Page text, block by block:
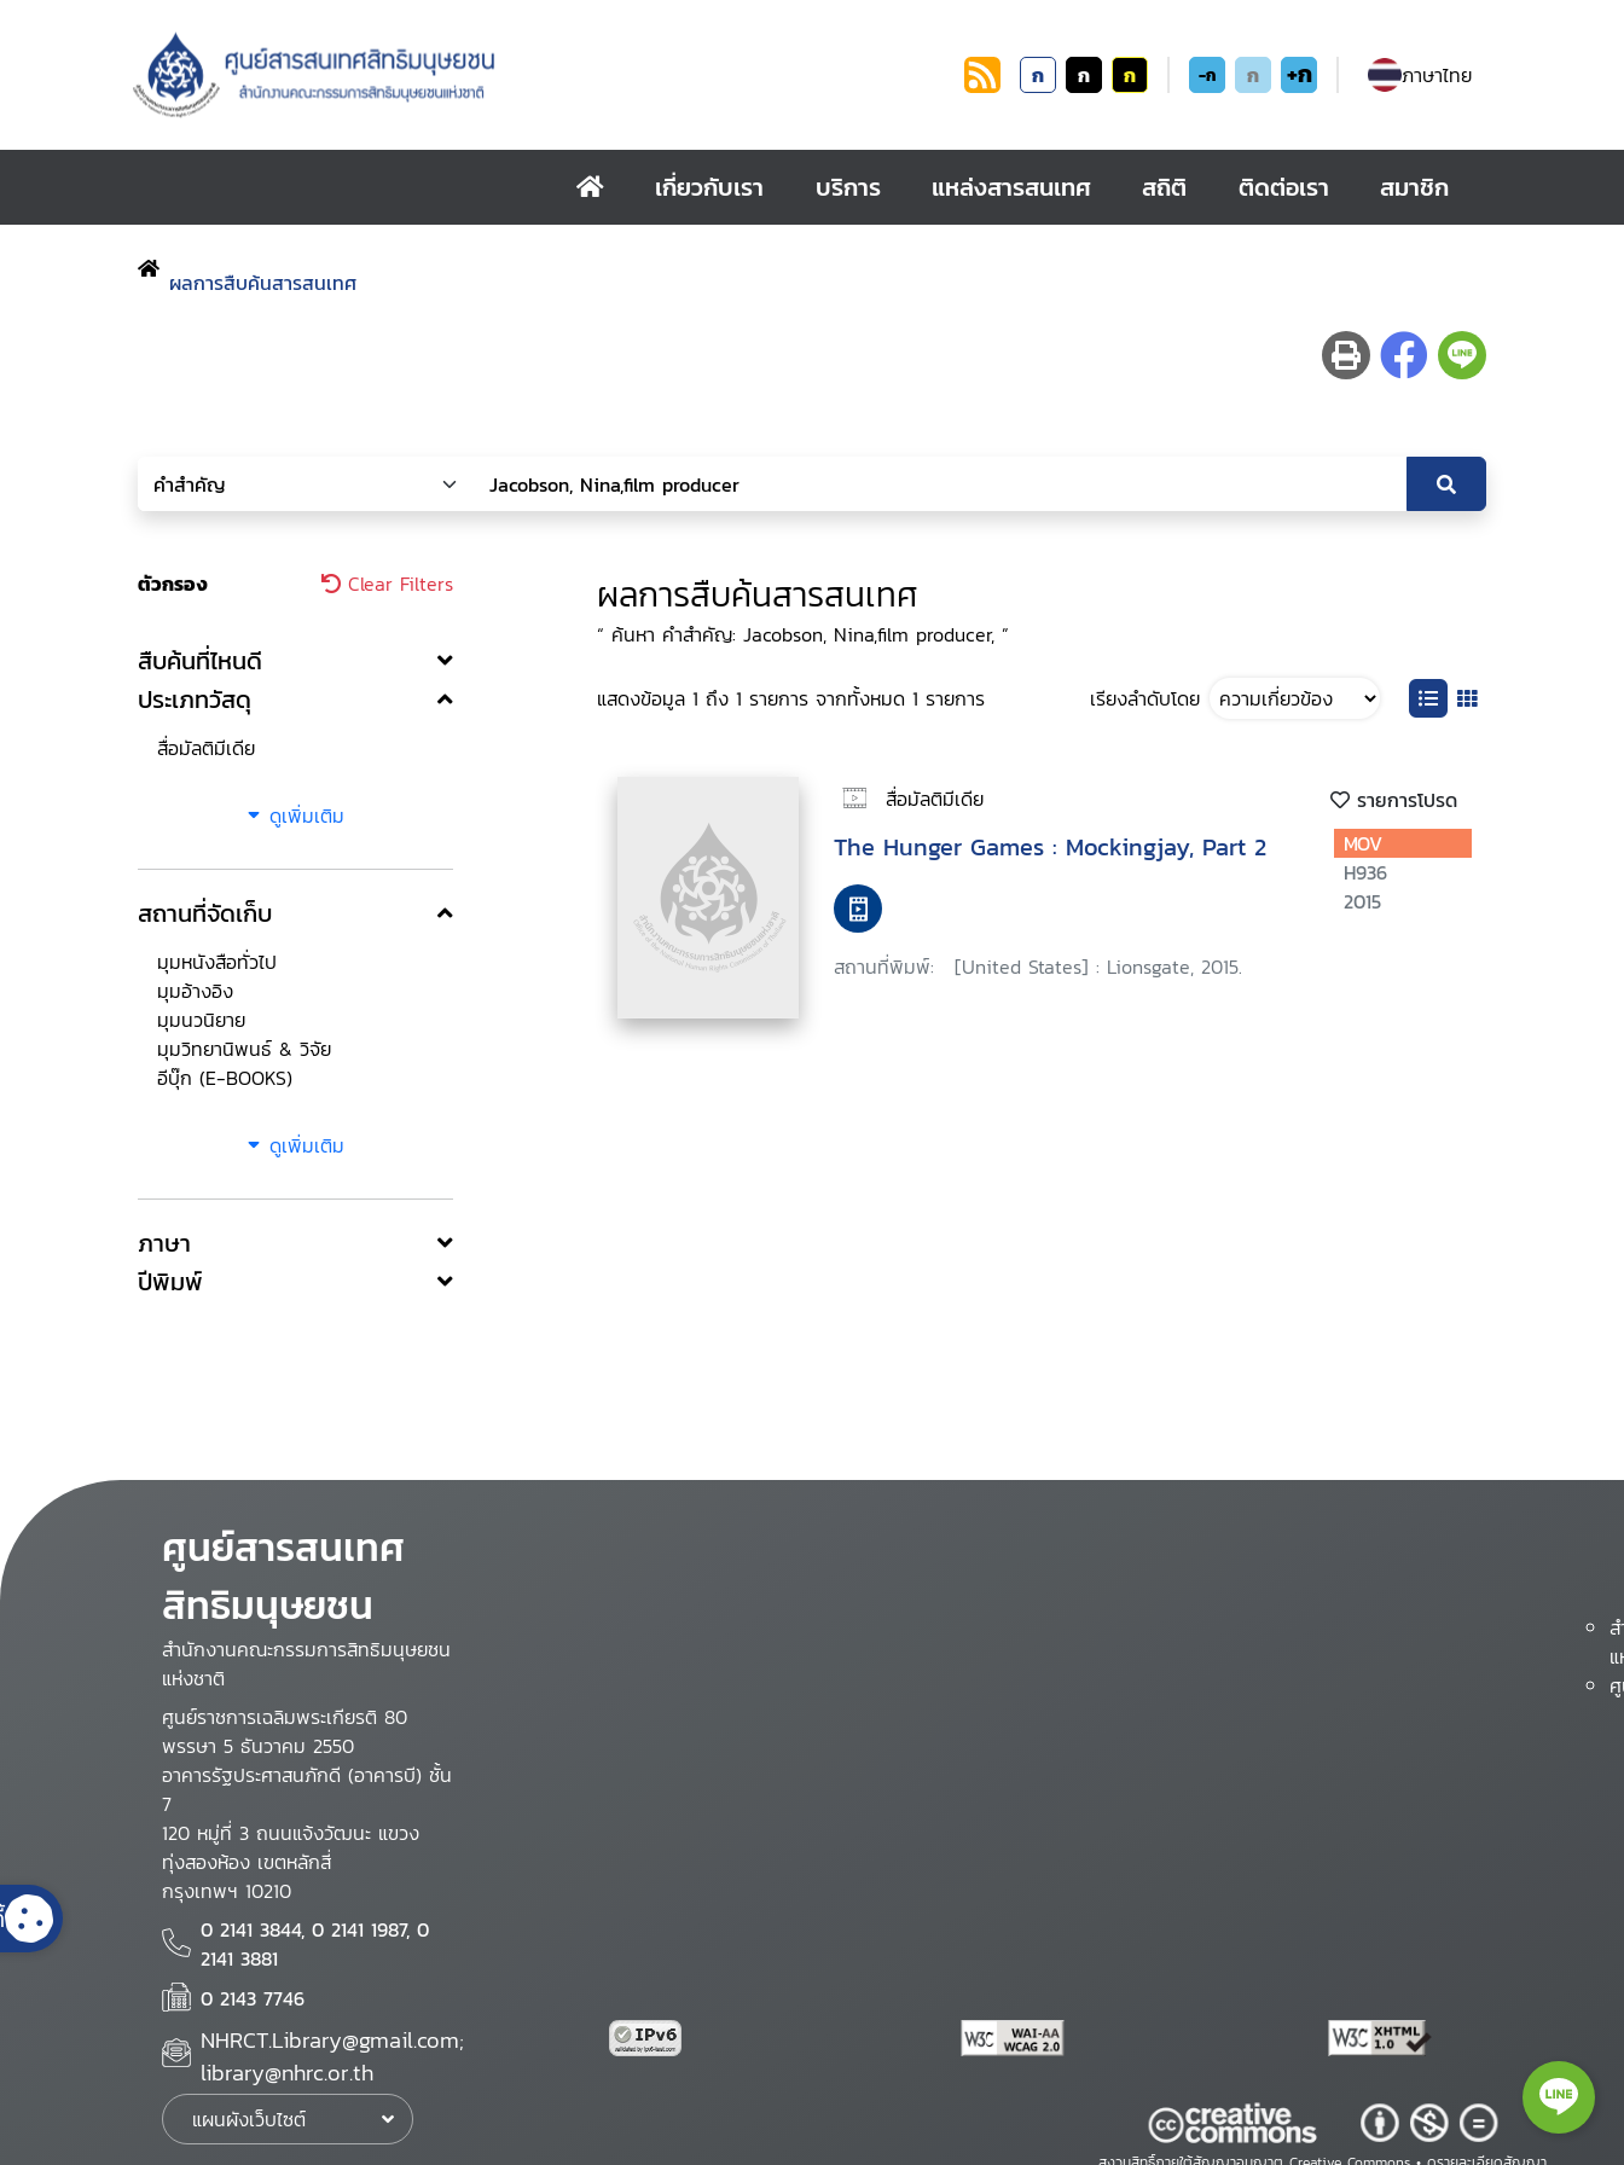
ก ก ก -ก ก +ก ภาษาไทย
เกี่ยวกับเรา บริการ แหล่งสารสนเทศ สถิติ ติดต่อเรา สมาชิก
ผลการสืบค้นสารสนเทศ
ตัวกรอง Clear Filters
สืบค้นที่ไหนดี
ประเภทวัสดุ
สื่อมัลติมีเดีย
ดูเพิ่มเติม
สถานที่จัดเก็บ
มุมหนังสือทั่วไป
มุมอ้างอิง
มุมนวนิยาย
มุมวิทยานิพนธ์ & วิจัย
อีบุ๊ก (E-BOOKS)
ดูเพิ่มเติม
ภาษา
ปีพิมพ์
ผลการสืบค้นสารสนเทศ
“ ค้นหา คำสำคัญ: Jacobson, Nina,film producer, ”
แสดงข้อมูล 1 ถึง 1 รายการ จากทั้งหมด 1 รายการ เรียงลำดับโดย
สื่อมัลติมีเดีย รายการโปรด
The Hunger Games : Mockingjay, Part 2
สถานที่พิมพ์: [United States] : Lionsgate, 2015.
MOV
H936
2015
ศูนย์สารสนเทศ
สิทธิมนุษยชน
สำนักงานคณะกรรมการสิทธิมนุษยชน
แห่งชาติ
ศูนย์ราชการเฉลิมพระเกียรติ 80
พรรษา 5 ธันวาคม 2550
อาคารรัฐประศาสนภักดี (อาคารบี) ชั้น
7
120 หมู่ที่ 3 ถนนแจ้งวัฒนะ แขวง
ทุ่งสองห้อง เขตหลักสี่
กรุงเทพฯ 10210
0 2141 3844, 0 2141 1987, 0
2141 3881
0 2143 7746
NHRCT.Library@gmail.com;
library@nhrc.or.th
แผนผังเว็บไซต์